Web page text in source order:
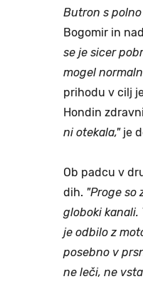
Butron s
Bogomir in
se je sicer
mogel
prihodu v cilj
Hondin
ni otekala,"je
Ob padcu v
dih. "Proge so
globoki kanali.
je odbilo z
posebno v
ne leči, ne